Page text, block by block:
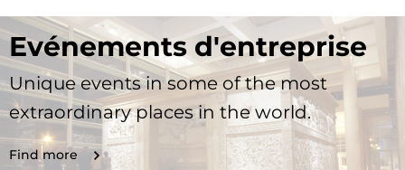
Evénements d'entreprise
Unique events in some of the most
extraordinary places in the world.
Find more